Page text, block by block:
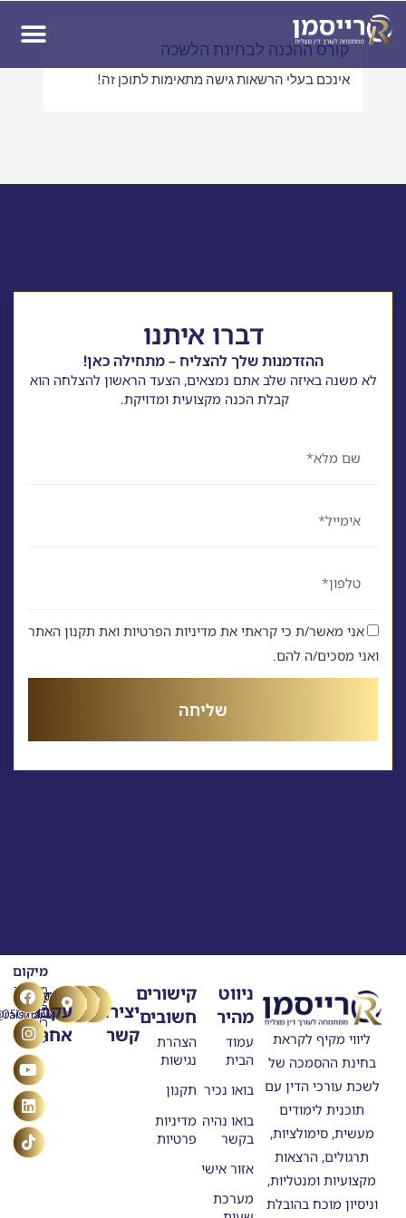
קורס ההכנה לבחינת הלשכה
אינכם בעלי הרשאות גישה מתאימות לתוכן זה!
דברו איתנו
ההזדמנות שלך להצליח – מתחילה כאן!
לא משנה באיזה שלב אתם נמצאים, הצעד הראשון להצלחה הוא
קבלת הכנה מקצועית ומדויקת.
אני מאשר/ת כי קראתי את מדיניות הפרטיות ואת תקנון האתר
ואני מסכים/ה להם.
שליחה
ליווי מקיף לקראת
בחינת ההסמכה של
לשכת עורכי הדין עם
תוכנית לימודים
מעשית, סימולציות,
תרגולים, הרצאות
מקצועיות ומנטליות,
וניסיון מוכח בהובלת
ניווט
מהיר
עמוד
הבית
בואו נכיר
בואו נהיה
בקשר
אזור אישי
מערכת
קישורים
חשובים
הצהרת
נגישות
תקנון
מדיניות
פרטיות
יצירת
קשר
טלפון
0507875558
דוא"ל
ask@raisman.ac
מיקום
מרילנד
5
ראשון
לציון
עקבו
אחרינו
F
a
c
e
o
o
I
n
s
t
g
m
Y
o
u
t
b
e
L
i
n
k
d
T
i
k
t